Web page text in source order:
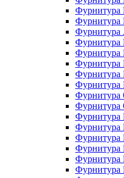
Фурнитура
Фурнитура
Фурнитура
Фурнитура
Фурнитура
Фурнитура
Фурнитура
Фурнитура
Фурнитура
Фурнитура
Фурнитура
Фурнитура
Фурнитура
Фурнитура
Фурнитура